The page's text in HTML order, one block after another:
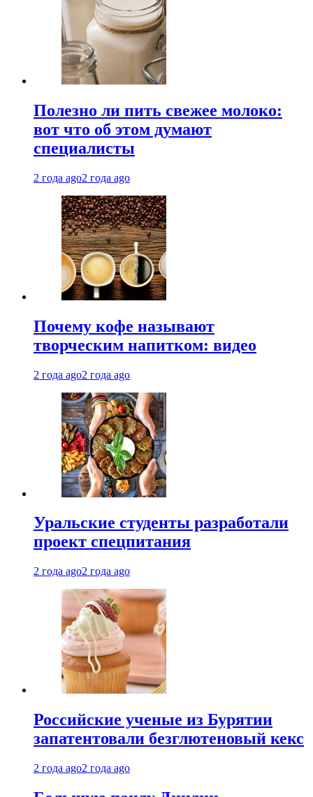
Полезно ли пить свежее молоко:
вот что об этом думают
специалисты
2 года ago2 года ago
Почему кофе называют
творческим напитком: видео
2 года ago2 года ago
Уральские студенты разработали
проект спецпитания
2 года ago2 года ago
Российские ученые из Бурятии
запатентовали безглютеновый кекс
2 года ago2 года ago